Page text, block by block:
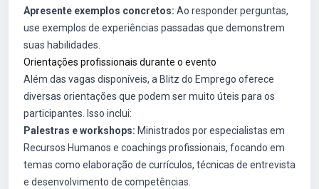
Apresente exemplos concretos: Ao responder perguntas,
use exemplos de experiências passadas que demonstrem
suas habilidades.
Orientações profissionais durante o evento
Além das vagas disponíveis, a Blitz do Emprego oferece
diversas orientações que podem ser muito úteis para os
participantes. Isso inclui:
Palestras e workshops: Ministrados por especialistas em
Recursos Humanos e coachings profissionais, focando em
temas como elaboração de currículos, técnicas de entrevista
e desenvolvimento de competências.